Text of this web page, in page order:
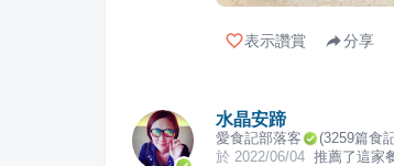
表示讚賞 分享
水晶安蹄
愛食記部落客 (3259篇食
於 2022/06/04 推薦了這家